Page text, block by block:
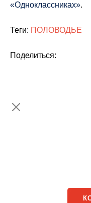
«Одноклассниках».
Теги: ПОЛОВОДЬЕ
Поделиться: